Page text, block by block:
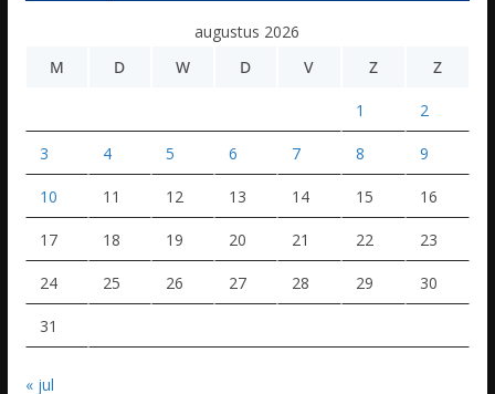
augustus 2026
M
D W D V Z Z
1 2
3 4 5 6 7 8 9
10 11 12 13 14 15 16
17 18 19 20 21 22 23
24 25 26 27 28 29 30
31
« jul